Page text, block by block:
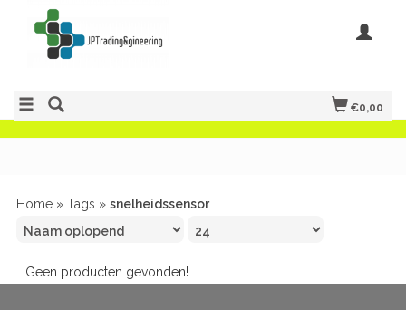
€0,00
Home » Tags » snelheidssensor
Geen producten gevonden!...